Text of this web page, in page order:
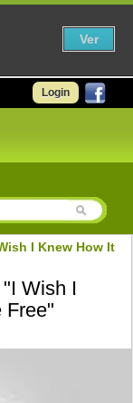
Login
I Knew How It
Wish I
Free"
Ver